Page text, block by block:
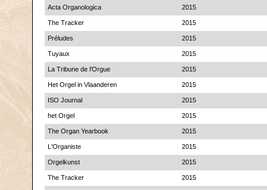
Acta Organologica 2015
The Tracker 2015
Préludes 2015
Tuyaux 2015
La Tribune de l'Orgue 2015
Het Orgel in Vlaanderen 2015
ISO Journal 2015
het Orgel 2015
The Organ Yearbook 2015
L'Organiste 2015
Orgelkunst 2015
The Tracker 2015